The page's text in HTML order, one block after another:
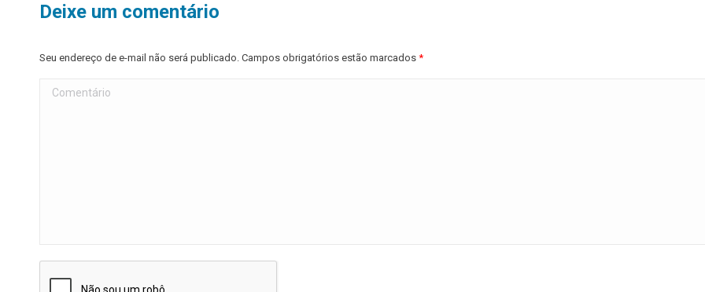
Deixe um comentário
Seu endereço de e-mail não será publicado. Campos obrigatórios estão marcados *
Comentário